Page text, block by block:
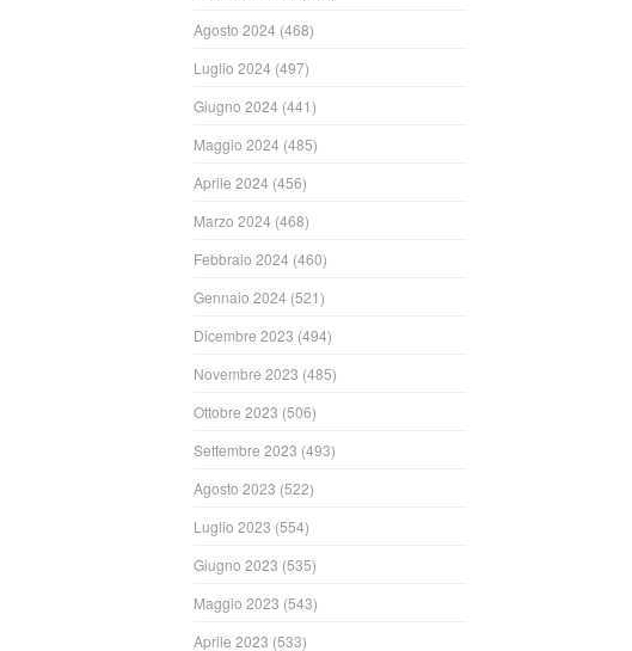
Agosto 2024 (468)
Luglio 2024 (497)
Giugno 2024 (441)
Maggio 2024 (485)
Aprile 2024 (456)
Marzo 2024 (468)
Febbraio 2024 (460)
Gennaio 2024 (521)
Dicembre 2023 (494)
Novembre 2023 (485)
Ottobre 2023 (506)
Settembre 2023 (493)
Agosto 2023 (522)
Luglio 2023 (554)
Giugno 2023 (535)
Maggio 2023 (543)
Aprile 2023 (533)